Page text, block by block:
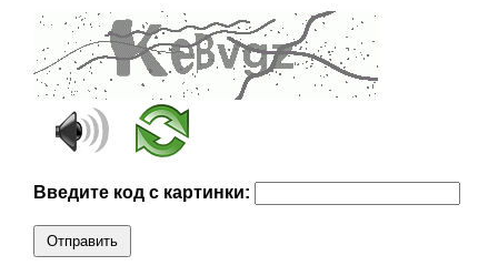
Введите код с картинки:
Отправить